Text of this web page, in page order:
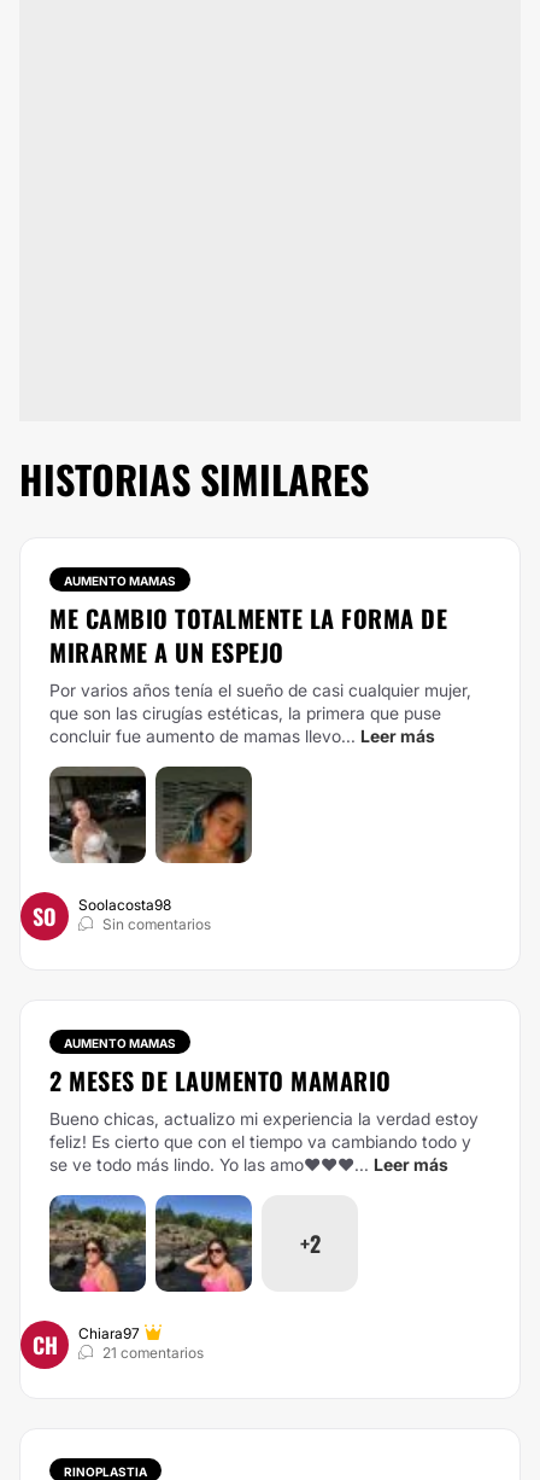
HISTORIAS SIMILARES
AUMENTO MAMAS
ME CAMBIO TOTALMENTE LA FORMA DE
MIRARME A UN ESPEJO
Por varios años tenía el sueño de casi cualquier mujer,
que son las cirugías estéticas, la primera que puse
concluir fue aumento de mamas llevo... Leer más
SO
Soolacosta98
Sin comentarios
AUMENTO MAMAS
2 MESES DE LAUMENTO MAMARIO
Bueno chicas, actualizo mi experiencia la verdad estoy
feliz! Es cierto que con el tiempo va cambiando todo y
se ve todo más lindo. Yo las amo❤️❤️❤️... Leer más
+2
CH
Chiara97
21 comentarios
RINOPLASTIA